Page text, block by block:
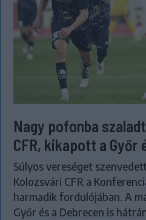
Nagy pofonba
CFR, kikapott a Győr
Súlyos vereséget
Kolozsvári CFR a
harmadik fordulójában. A
Győr és a Debrecen is